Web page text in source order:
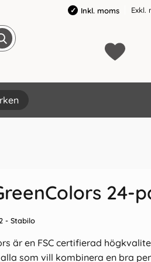
Inkl. moms Exkl.
24-
- Stabilo
är en FSC certifierad
som vill kombinera en bra